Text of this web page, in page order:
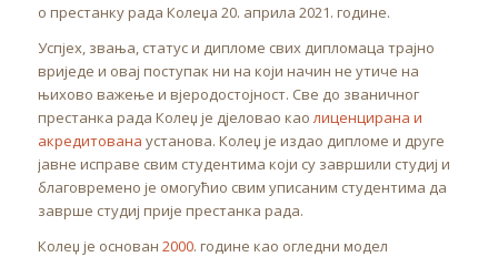
о престанку рада Колеџа 20. априла 2021. године.
Успјех, звања, статус и дипломе свих дипломаца трајно
вриједе и овај поступак ни на који начин не утиче на
њихово важење и вјеродостојност. Све до званичног
престанка рада Колеџ је дјеловао каолиценцирана и
акредитована установа. Колеџ је издао дипломе и друге
јавне исправе свим студентима који су завршили студиј и
благовремено је омогућио свим уписаним студентима да
заврше студиј прије престанка рада.
Колеџ је основан 2000. године као огледни модел